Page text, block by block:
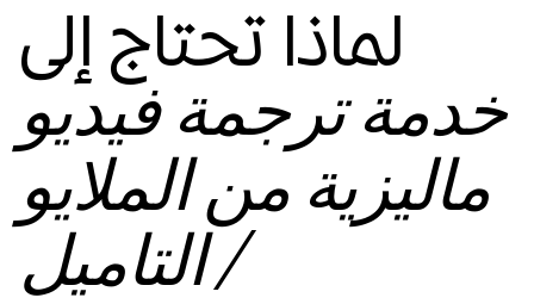
لماذا تحتاج إلى
خدمة ترجمة فيديو
ماليزية من الملايو
/ التاميل